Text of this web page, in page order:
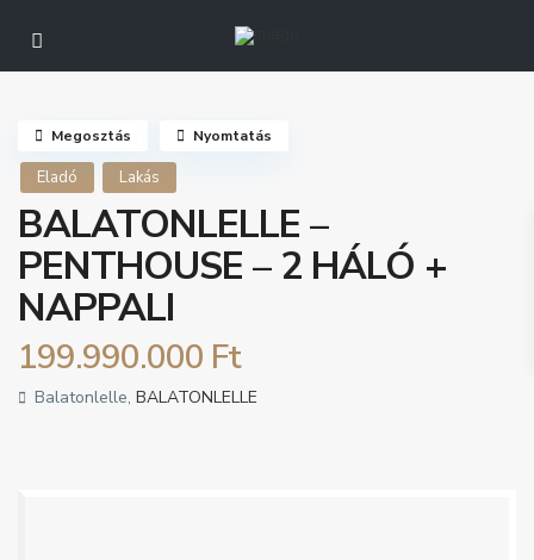
Eladó Lakás
BALATONLELLE –
PENTHOUSE – 2 HÁLÓ +
NAPPALI
199.990.000 Ft
Balatonlelle, BALATONLELLE
Megosztás Nyomtatás